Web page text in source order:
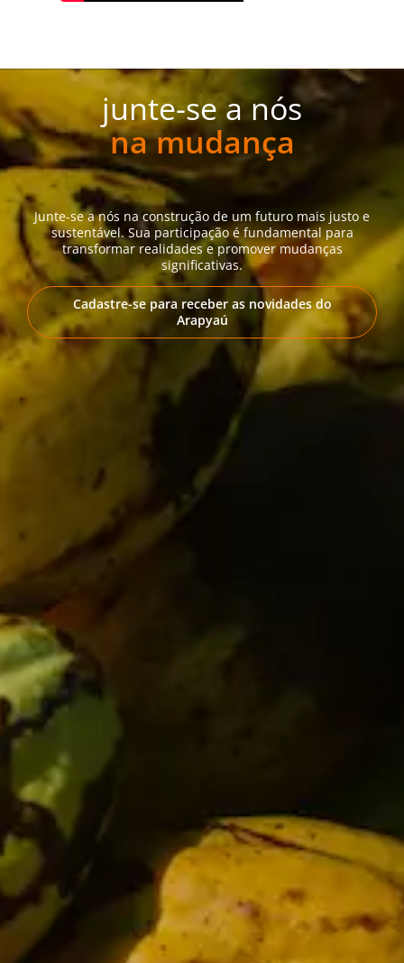
junte-se a nós
na mudança
Junte-se a nós na construção de um futuro mais justo e
sustentável. Sua participação é fundamental para
transformar realidades e promover mudanças
significativas.
Cadastre-se para receber as novidades do
Arapyaú